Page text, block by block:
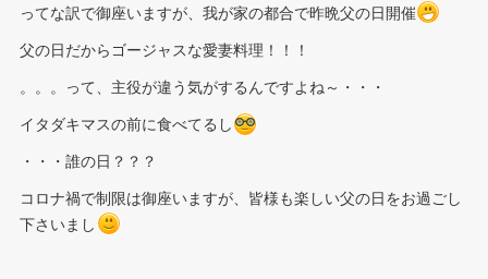
ってな訳で御座いますが、我が家の都合で昨晩父の日開催
父の日だからゴージャスな愛妻料理！！！
。。。って、主役が違う気がするんですよね～・・・
イタダキマスの前に食べてるし
・・・誰の日？？？
コロナ禍で制限は御座いますが、皆様も楽しい父の日をお過ごし
下さいまし